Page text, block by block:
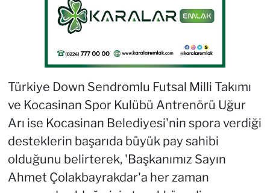
Türkiye Down Sendromlu Futsal Milli Takımı
ve Kocasinan Spor Kulübü Antrenörü Uğur
Arı ise Kocasinan Belediyesi'nin spora verdiği
desteklerin başarıda büyük pay sahibi
olduğunu belirterek, 'Başkanımız Sayın
Ahmet Çolakbayrakdar'a her zaman